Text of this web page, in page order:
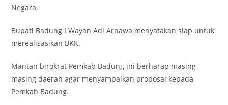
Negara.
Bupati Badung I Wayan Adi Arnawa menyatakan siap untuk
merealisasikan BKK.
Mantan birokrat Pemkab Badung ini berharap masing-
masing daerah agar menyampaikan proposal kepada
Pemkab Badung.